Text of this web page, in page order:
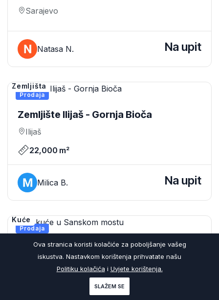
Sarajevo
Natasa N. Na upit
Prodaja
Zemljišta
Zemljište Ilijaš - Gornja Bioča
Ilijaš
22,000 m²
Milica B. Na upit
Prodaja
Kuće
Dvije Kuće U Sanskom Mostu
Sanski Most
Ova stranica koristi kolačiće za poboljšanje vašeg
iskustva. Nastavkom korištenja prihvatate našu
Politiku kolačića i Uvjete korištenja.
SLAŽEM SE